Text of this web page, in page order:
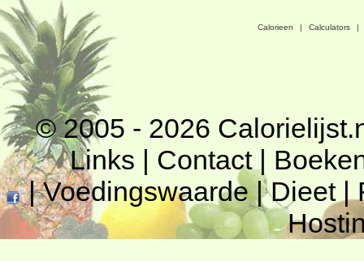
Calorieen | Calculators |
© 2005 - 2026
Links | Contact|
|Voedingswaarde|Dieet|